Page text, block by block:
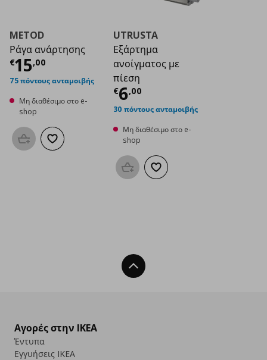
METOD
Ράγα ανάρτησης
€15,00
Τρέχουσα τιμή€ 15,00
75 πόντους ανταμοιβής
Μη διαθέσιμο στο e-
shop
Προσθήκη στο καλάθι
Προσθήκη στα αγαπημένα
UTRUSTA
Εξάρτημα
ανοίγματος με
πίεση
€6,00
Τρέχουσα τιμή
30 πόντους ανταμοιβής
Μη διαθέσιμο στο e-
shop
Προσθήκη στο καλάθι
Προσθήκη στα αγαπημένα
Back To Top
Αγορές στην IKEA
Έντυπα
Εγγυήσεις IKEA